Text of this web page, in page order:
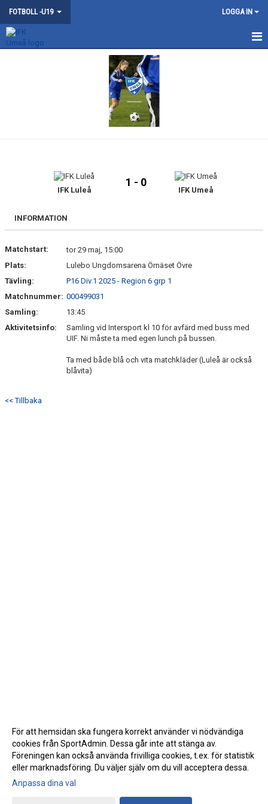
FOTBOLL -U19 LOGGA IN
BILDGALLERI
GÄSTBOK
IFK Luleå
1 - 0
IFK Umeå
INFORMATION
Matchstart:
tor 29 maj, 15:00
Plats:
Lulebo Ungdomsarena Örnäset Övre
Tävling:
P16 Div.1 2025 - Region 6 grp 1
Matchnummer: 000499031
Samling:
13:45
Aktivitetsinfo:
Samling vid Intersport kl 10 för avfärd med buss med
UIF. Ni måste ta med egen lunch på bussen.
Ta med både blå och vita matchkläder (Luleå är också
blåvita)
<< Tillbaka
Gå till Webbversion
För att hemsidan ska fungera korrekt använder vi nödvändiga
cookies från SportAdmin. Dessa går inte att stänga av.
Föreningen kan också använda frivilliga cookies, t.ex. för statistik
eller marknadsföring. Du väljer själv om du vill acceptera dessa.
Anpassa dina val